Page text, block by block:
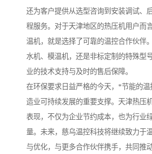
还为客户提供从选型咨询到安装调试、
程服务。对于天津地区的热压机用户而
温机，就是选择了可靠的温控合作伙伴
水机、模温机，还是非标定制的特殊型
业的技术支持与及时的售后保障。
在环保要求日益严格的今天，*节能的温
造业可持续发展的重要支撑。天津热压
表现，不仅为企业节约成本，也为行业
量。未来，慈乌温控科技将继续致力于
与优化，与更多合作伙伴携手，共同推